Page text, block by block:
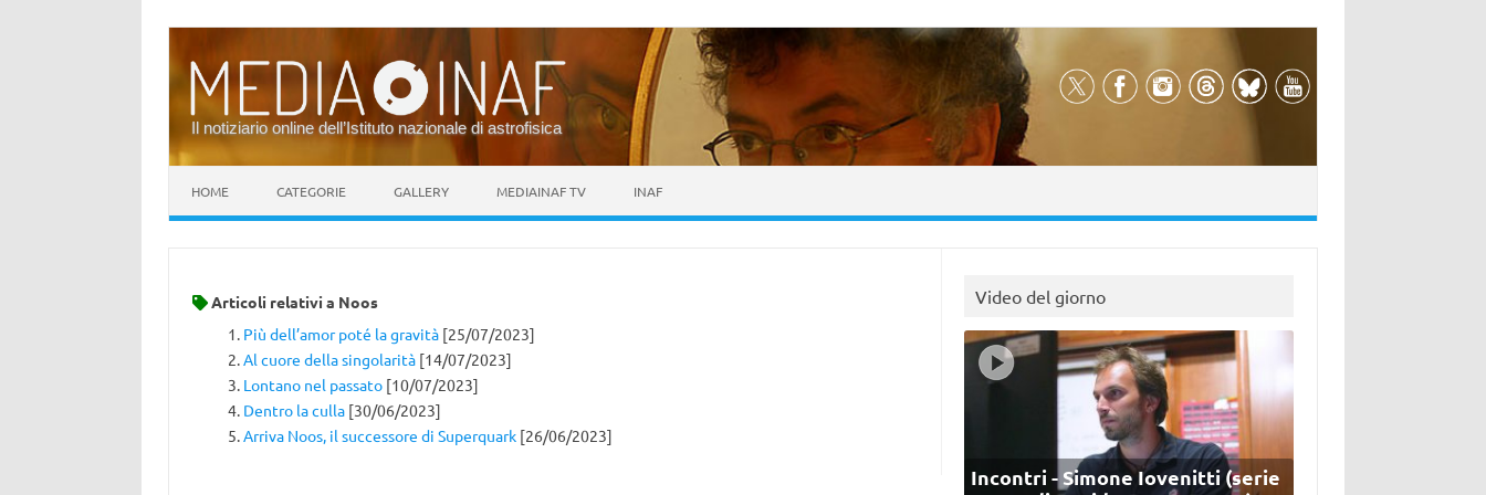
Il notiziario online dell’Istituto nazionale di astrofisica
HOME CATEGORIE GALLERY MEDIAINAF TV INAF
Articoli relativi a Noos
Più dell’amor poté la gravità[25/07/2023]
Al cuore della singolarità[14/07/2023]
Lontano nel passato[10/07/2023]
Dentro la culla[30/06/2023]
Arriva Noos, il successore di Superquark[26/06/2023]
Video del giorno
Incontri - Simone Iovenitti (serie